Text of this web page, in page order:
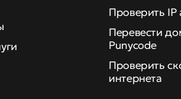
Проверить IP
Перевести
Punycode
Проверить
интернета